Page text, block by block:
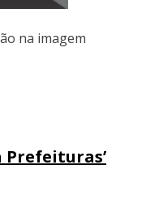
na imagem
Prefeituras’